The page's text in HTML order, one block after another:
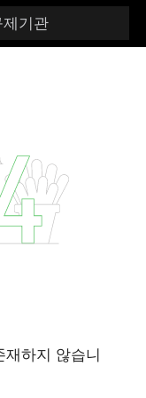
기관
하지 않습니